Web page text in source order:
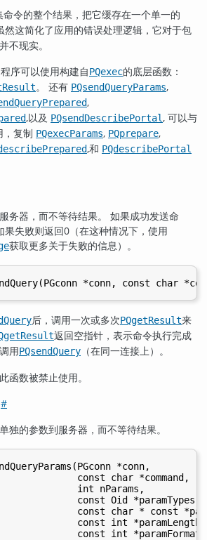
命令的整个结果，把它缓存在一个单一的
然这简化了应用的错误处理逻辑，它对于包
不现实。
序可以使用构建自PQexec的底层函数：
。 还有 PQsendQueryParams,
,
,以及 PQsendDescribePortal, 可以与
，复制 PQexecParams, PQprepare,
,和 PQdescribePortal
务器，而不等待结果。 如果成功发送命
果失败则返回0（在这种情况下，使用
获取更多关于失败的信息）。
后，调用一次或多次PQgetResult来
返回空指针，表示命令执行完成
用PQsendQuery （在同一连接上）。
函数被禁止使用。
#
独的参数到服务器，而不等待结果。
*conn,
const char *command,
int nParams,
const Oid *paramTypes,
const char * const
const int
const int